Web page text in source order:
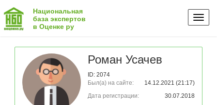
Национальная
база экспертов
в Оценке ру
Роман Усачев
ID: 2074
Был(а) на сайте:
14.12.2021 (21:17)
Дата регистрации:
30.07.2018